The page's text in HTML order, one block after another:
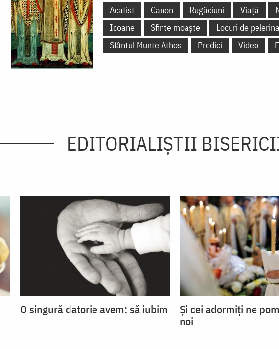
Acatist Canon Rugăciuni Viață
Icoane
Sfinte moaște
Locuri de
Sfântul Munte Athos
Predici Video
EDITORIALIȘTII
O singură datorie avem: să iubim
Și cei adormiți ne
noi